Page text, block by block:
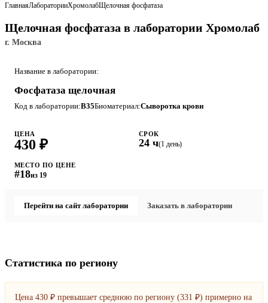
ГлавнаяЛабораторииХромолабЩелочная фосфатаза
Щелочная фосфатаза в лаборатории Хромолаб
г. Москва
Название в лаборатории:
Фосфатаза щелочная
Код в лаборатории:B35Биоматериал:Сыворотка крови
ЦЕНА
430 ₽
СРОК
24 ч(1 день)
МЕСТО ПО ЦЕНЕ
#18из 19
Перейти на сайт лаборатории Заказать в лаборатории
Статистика по региону
Цена 430 ₽ превышает среднюю по региону (331 ₽) примерно на